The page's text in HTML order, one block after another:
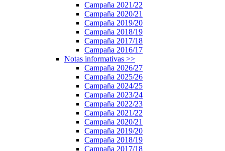
Campaña 2021/22
Campaña 2020/21
Campaña 2019/20
Campaña 2018/19
Campaña 2017/18
Campaña 2016/17
Notas informativas >>
Campaña 2026/27
Campaña 2025/26
Campaña 2024/25
Campaña 2023/24
Campaña 2022/23
Campaña 2021/22
Campaña 2020/21
Campaña 2019/20
Campaña 2018/19
Campaña 2017/18